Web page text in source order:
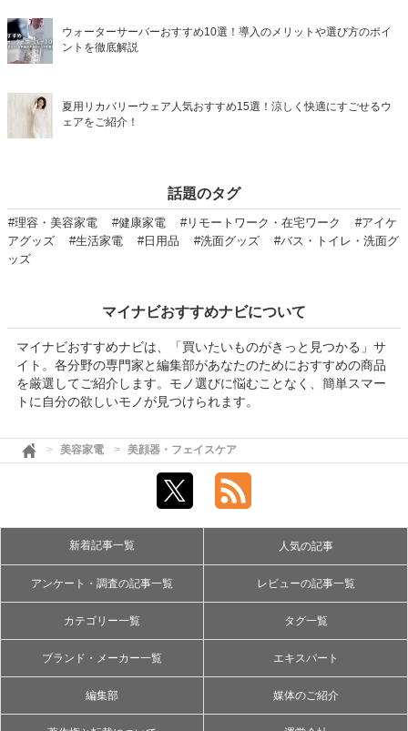
ウォーターサーバーおすすめ10選！導入のメリットや選び方のポイ
ントを徹底解説
夏用リカバリーウェア人気おすすめ15選！涼しく快適にすごせるウ
ェアをご紹介！
話題のタグ
#理容・美容家電 #健康家電 #リモートワーク・在宅ワーク
#アイケ
アグッズ
#生活家電 #日用品 #洗面グッズ
#バス・トイレ・洗面グ
ッズ
マイナビおすすめナビについて
マイナビおすすめナビは、「買いたいものがきっと見つかる」サ
イト。各分野の専門家と編集部があなたのためにおすすめの商品
を厳選してご紹介します。モノ選びに悩むことなく、簡単スマー
トに自分の欲しいモノが見つけられます。
美容家電 美顔器・フェイスケア
新着記事一覧 人気の記事
アンケート・調査の記事一覧 レビューの記事一覧
カテゴリー一覧 タグ一覧
ブランド・メーカー一覧 エキスパート
編集部 媒体のご紹介